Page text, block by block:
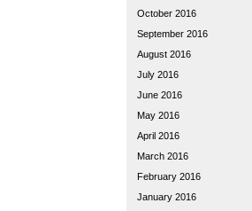
October 2016
September 2016
August 2016
July 2016
June 2016
May 2016
April 2016
March 2016
February 2016
January 2016